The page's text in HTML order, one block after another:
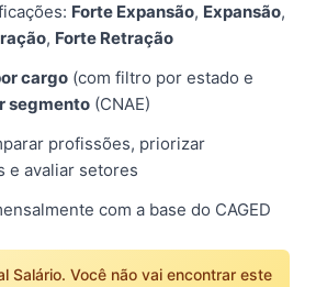
Forte Expansão, Expansão,
, Forte Retração
cargo (com filtro por estado e
segmento (CNAE)
profissões, priorizar
e avaliar setores
com a base do CAGED
Salário. Você não vai encontrar este